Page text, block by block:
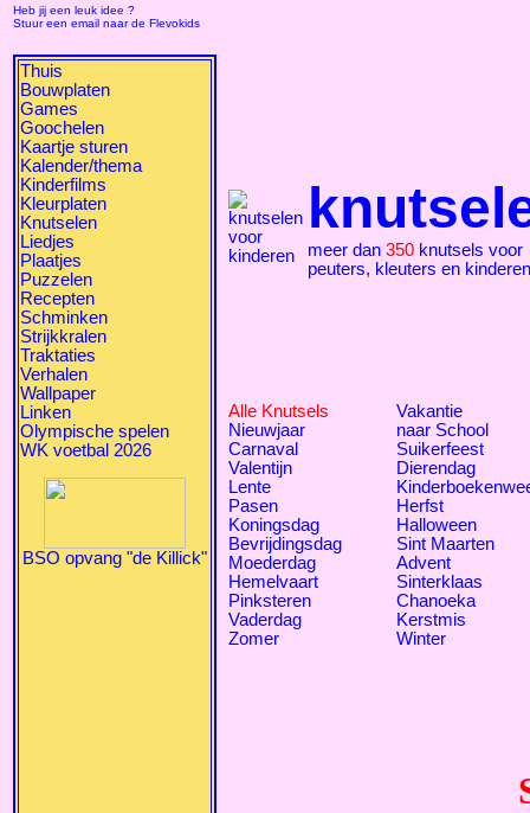
Heb jij een leuk idee ?
Stuur een email naar de Flevokids
Thuis
Bouwplaten
Games
Goochelen
Kaartje sturen
Kalender/thema
Kinderfilms
Kleurplaten
Knutselen
Liedjes
Plaatjes
Puzzelen
Recepten
Schminken
Strijkkralen
Traktaties
Verhalen
Wallpaper
Linken
Olympische spelen
WK voetbal 2026
BSO opvang "de Killick"
meer dan 350 knutsels voor
peuters, kleuters en kinderen
Alle Knutsels
Nieuwjaar
Carnaval
Valentijn
Lente
Pasen
Koningsdag
Bevrijdingsdag
Moederdag
Hemelvaart
Pinksteren
Vaderdag
Zomer
Vakantie
naar School
Suikerfeest
Dierendag
Herfst
Halloween
Sint Maarten
Advent
Sinterklaas
Chanoeka
Kerstmis
Winter